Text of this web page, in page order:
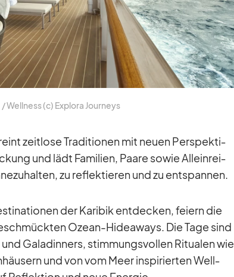
/​ Well­ness (c) Ex­plora Jour­neys
zeit­lose Tra­di­tio­nen mit neuen Per­spek­ti­
und lädt Fa­mi­lien, Paare so­wie Al­lein­rei­
zu re­flek­tie­ren und zu ent­span­nen.
der Ka­ri­bik ent­de­cken, fei­ern die
Ozean-Hidea­ways. Die Tage sind
Ga­la­din­ners, stim­mungs­vol­len Ri­tua­len wie
und von vom Meer in­spi­rier­ten Well­